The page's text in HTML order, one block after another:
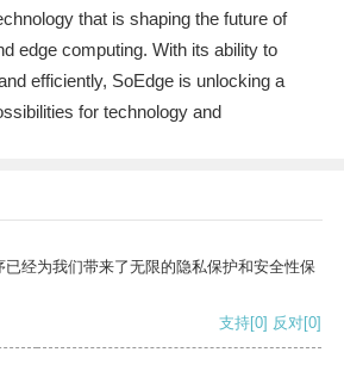
that is shaping the future of
edge computing. With its ability to
efficiently, SoEdge is unlocking a
for technology and
经为我们带来了无限的隐私保护和安全性保
支持[0] 反对[0]